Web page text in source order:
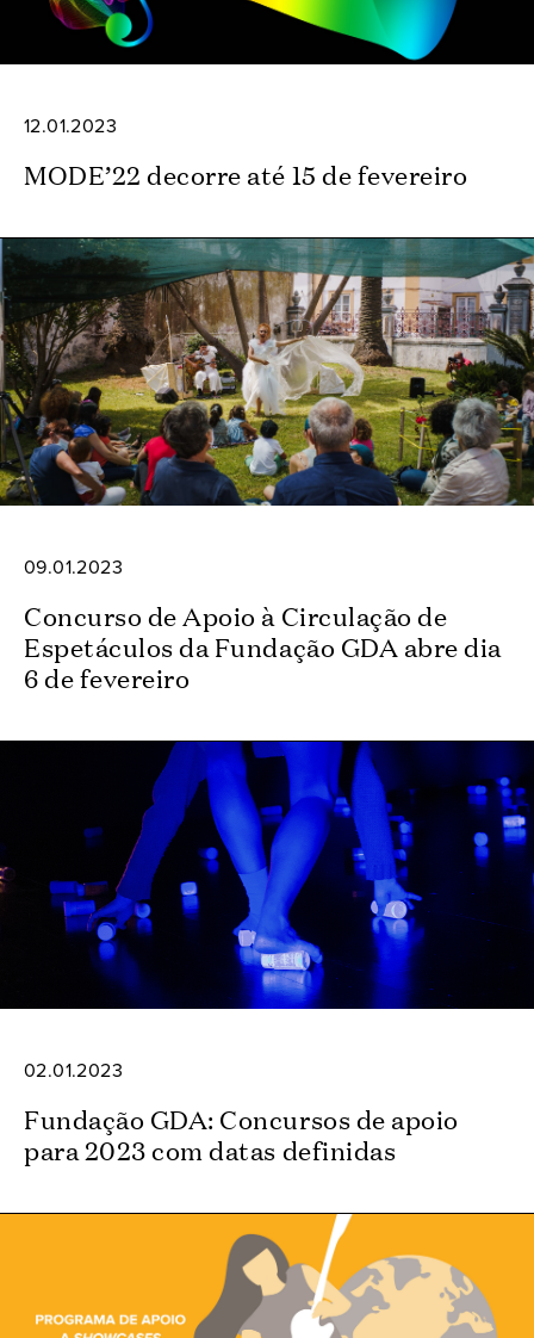
12.01.2023
MODE’22 decorre até 15 de fevereiro
09.01.2023
Concurso de Apoio à Circulação de
Espetáculos da Fundação GDA abre dia
6 de fevereiro
02.01.2023
Fundação GDA: Concursos de apoio
para 2023 com datas definidas